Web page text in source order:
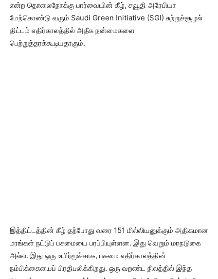
என்ற தொலைநோக்கு பார்வையின் கீழ், சவூதி அரேபியா
மேற்கொண்டு வரும் Saudi Green Initiative (SGI) சுற்றுச்சூழல்
திட்டம் எதிர்காலத்தில் அதீக நன்மைகளை
பெற்றுத்தரக்கூடியதாகும்.
இத்திட்டத்தின் கீழ் தற்போது வரை 151 மில்லியனுக்கும் அதிகமான
மரங்கள் நட்டுப் பசுமையை பரப்பியுள்ளன. இது வெறும் மரநடுகை
அல்ல. இது ஒரு உயிர்மூச்சாக, பசுமை எதிர்காலத்தின்
நம்பிக்கையைப் பிரதிபலிக்கிறது. ஒரு வறண்ட நிலத்தில் இந்த